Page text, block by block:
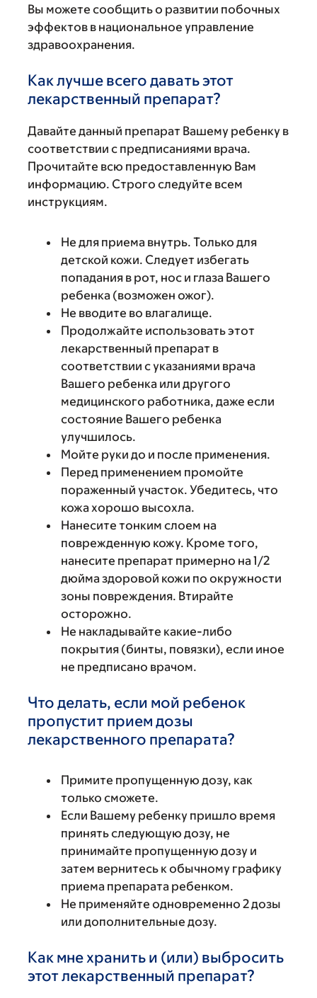
Вы можете сообщить о развитии побочных
эффектов в национальное управление
здравоохранения.
Как лучше всего давать этот
лекарственный препарат?
Давайте данный препарат Вашему ребенку в
соответствии с предписаниями врача.
Прочитайте всю предоставленную Вам
информацию. Строго следуйте всем
инструкциям.
Не для приема внутрь. Только для
детской кожи. Следует избегать
попадания в рот, нос и глаза Вашего
ребенка (возможен ожог).
Не вводите во влагалище.
Продолжайте использовать этот
лекарственный препарат в
соответствии с указаниями врача
Вашего ребенка или другого
медицинского работника, даже если
состояние Вашего ребенка
улучшилось.
Мойте руки до и после применения.
Перед применением промойте
пораженный участок. Убедитесь, что
кожа хорошо высохла.
Нанесите тонким слоем на
поврежденную кожу. Кроме того,
нанесите препарат примерно на 1/2
дюйма здоровой кожи по окружности
зоны повреждения. Втирайте
осторожно.
Не накладывайте какие-либо
покрытия (бинты, повязки), если иное
не предписано врачом.
Что делать, если мой ребенок
пропустит прием дозы
лекарственного препарата?
Примите пропущенную дозу, как
только сможете.
Если Вашему ребенку пришло время
принять следующую дозу, не
принимайте пропущенную дозу и
затем вернитесь к обычному графику
приема препарата ребенком.
Не применяйте одновременно 2 дозы
или дополнительные дозу.
Как мне хранить и (или) выбросить
этот лекарственный препарат?